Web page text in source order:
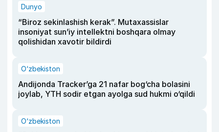
Dunyo
“Biroz sekinlashish kerak”. Mutaxassislar
insoniyat sun’iy intellektni boshqara olmay
qolishidan xavotir bildirdi
O‘zbekiston
Andijonda Tracker’ga 21 nafar bog‘cha bolasini
joylab, YTH sodir etgan ayolga sud hukmi o‘qildi
O‘zbekiston